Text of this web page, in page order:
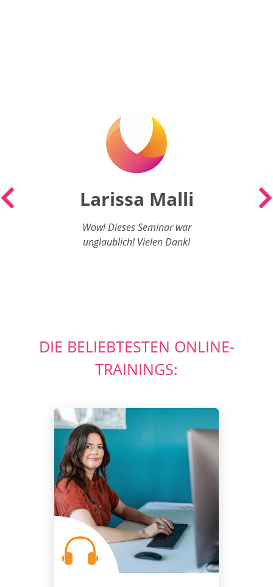
Larissa Malli
Wow! Dieses Seminar war
unglaublich! Vielen Dank!
DIE BELIEBTESTEN ONLINE-
TRAININGS: